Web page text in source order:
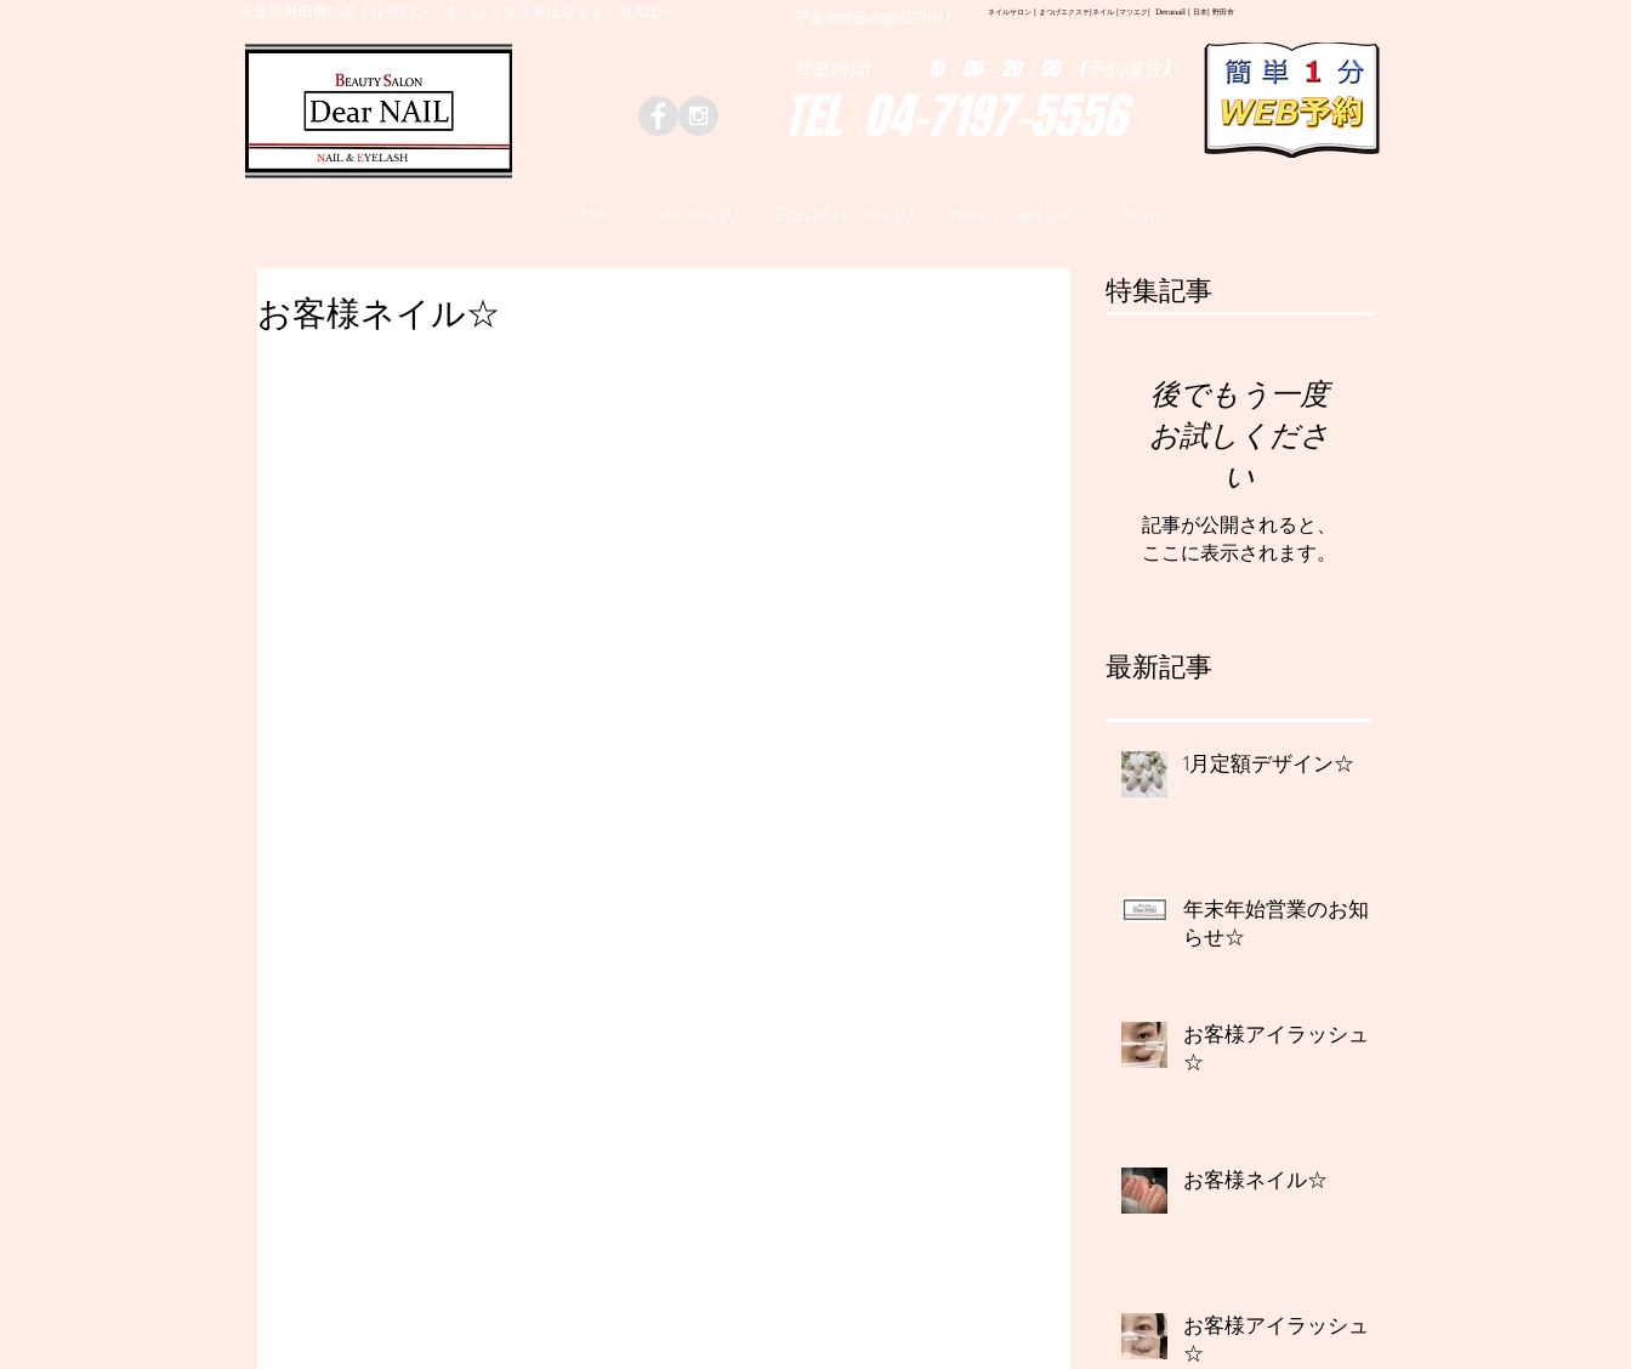
千葉県野田市のネイルサロン、まつげエクステはＤｅａｒＮAILへ ネイルサロン | まつげエクステ|ネイル |マツエク| Deranail | 日本| 野田市
千葉県野田市野田790-1
​NAIL & EYELASH
TEL 04-7197-5556
営業時間 10：00～20：00 (予約優先)
お客様ネイル☆
特集記事
後でもう一度
お試しくださ
い
記事が公開されると、
ここに表示されます。
最新記事
1月定額デザイン☆
年末年始営業のお知
らせ☆
お客様アイラッシュ
☆
お客様ネイル☆
お客様アイラッシュ
☆